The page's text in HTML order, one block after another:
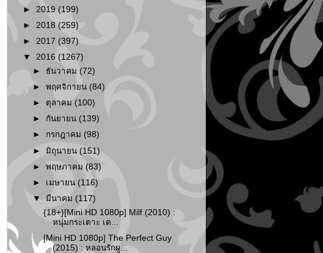
► 2019 (199)
► 2018 (259)
► 2017 (397)
▼ 2016 (1267)
► ธันวาคม (72)
►พฤศจิกายน (84)
► ตุลาคม (100)
► กันยายน (139)
► กรกฎาคม (98)
►มิถุนายน (151)
►พฤษภาคม (83)
► เมษายน (116)
▼มีนาคม (117)
{18+}[Mini HD 1080p] Milf (2010) :
หนุ่มกระเตาะ เต...
[Mini HD 1080p] The Perfect Guy
(2015) : หลอนรักผู...